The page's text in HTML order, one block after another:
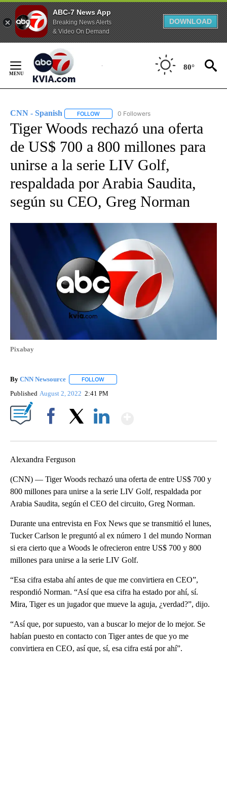
ABC-7 News App
Breaking News Alerts
& Video On Demand
DOWNLOAD
Content
80°
CNN - Spanish FOLLOW FOLLOW "CNN - SPANISH" TO RECEIVE
0 Followers
Tiger Woods rechazó una oferta
de US$ 700 a 800 millones para
unirse a la serie LIV Golf,
respaldada por Arabia Saudita,
según su CEO, Greg Norman
Pixabay
By CNN Newsource FOLLOW
Published August 2, 2022 2:41 PM
Alexandra Ferguson
(CNN) — Tiger Woods rechazó una oferta de entre US$ 700 y
800 millones para unirse a la serie LIV Golf, respaldada por
Arabia Saudita, según el CEO del circuito, Greg Norman.
Durante una entrevista en Fox News que se transmitió el lunes,
Tucker Carlson le preguntó al ex número 1 del mundo Norman
si era cierto que a Woods le ofrecieron entre US$ 700 y 800
millones para unirse a la serie LIV Golf.
“Esa cifra estaba ahí antes de que me convirtiera en CEO”,
respondió Norman. “Así que esa cifra ha estado por ahí, sí.
Mira, Tiger es un jugador que mueve la aguja, ¿verdad?”, dijo.
“Así que, por supuesto, van a buscar lo mejor de lo mejor. Se
habían puesto en contacto con Tiger antes de que yo me
convirtiera en CEO, así que, sí, esa cifra está por ahí”.